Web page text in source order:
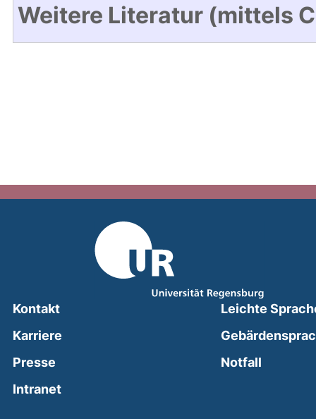
Weitere Literatur (mittels
Kontakt
Karriere
Presse
Intranet(external link, opens in a new window)
Leichte
Notfall